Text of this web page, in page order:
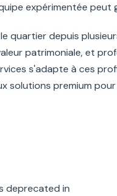
expérimentée peut
quartier depuis
patrimoniale, et
s'adapte à ces
solutions premium
deprecated in